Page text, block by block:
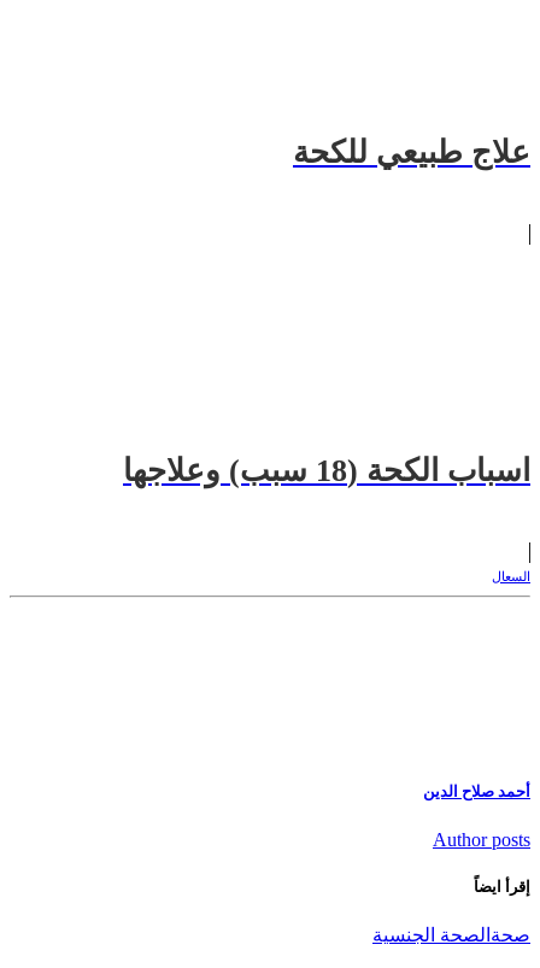
علاج طبيعي للكحة
اسباب الكحة (18 سبب) وعلاجها
السعال
أحمد صلاح الدين
Author posts
إقرأ ايضاً
صحة الصحة الجنسية